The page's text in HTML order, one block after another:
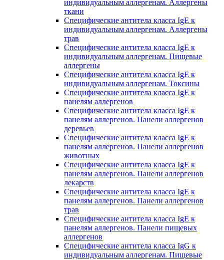
индивидуальным аллергенам. Аллергены
ткани
Специфические антитела класса IgE к
индивидуальным аллергенам. Аллергены
трав
Специфические антитела класса IgE к
индивидуальным аллергенам. Пищевые
аллергены
Специфические антитела класса IgE к
индивидуальным аллергенам. Токсины
Специфические антитела класса IgE к
панелям аллергенов
Специфические антитела класса IgE к
панелям аллергенов. Панели аллергенов
деревьев
Специфические антитела класса IgE к
панелям аллергенов. Панели аллергенов
животных
Специфические антитела класса IgE к
панелям аллергенов. Панели аллергенов
лекарств
Специфические антитела класса IgE к
панелям аллергенов. Панели аллергенов
трав
Специфические антитела класса IgE к
панелям аллергенов. Панели пищевых
аллергенов
Специфические антитела класса IgG к
индивидуальным аллергенам. Пищевые